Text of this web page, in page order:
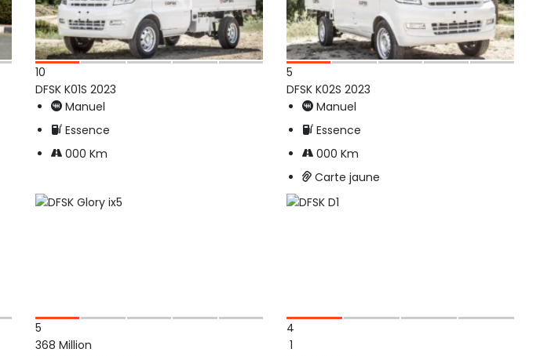
10
DFSK K01S 2023
Manuel
Essence
000 Km
5
DFSK K02S 2023
Manuel
Essence
000 Km
Carte jaune
5
368 Million
4
1